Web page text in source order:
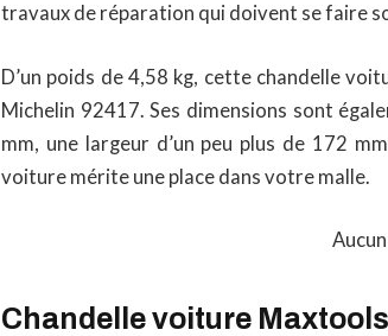
travaux de réparation qui doivent se faire
D’un poids de 4,58 kg, cette chandelle
Michelin 92417. Ses dimensions sont
mm, une largeur d’un peu plus de 172
voiture mérite une place dans votre malle.
Chandelle voiture